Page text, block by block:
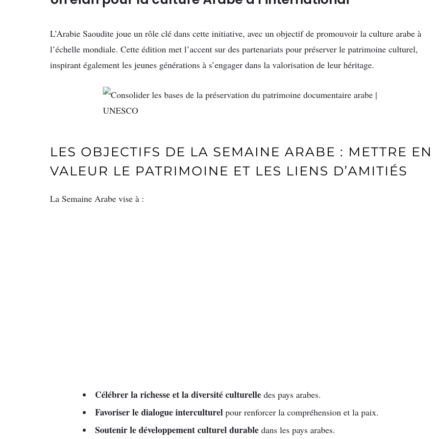
L’Arabie Saoudite joue un rôle clé dans cette initiative, avec un objectif de promouvoir la culture arabe à
l’échelle mondiale. Cette édition met l’accent sur des partenariats pour préserver le patrimoine culturel,
inspirant également les jeunes générations à s’engager dans la valorisation de leur héritage.
LES OBJECTIFS DE LA SEMAINE ARABE : METTRE EN
VALEUR LE PATRIMOINE ET LES LIENS D’AMITIÉS
La Semaine Arabe vise à :
Célébrer la richesse et la diversité culturelle des pays arabes.
Favoriser le dialogue interculturel pour renforcer la compréhension et la paix.
Soutenir le développement culturel durable dans les pays arabes.